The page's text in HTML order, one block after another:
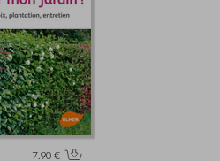
7.90 €